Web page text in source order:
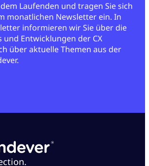
Laufenden und tragen Sie sich
monatlichen Newsletter ein. In
informieren wir Sie über die
und Entwicklungen der CX
über aktuelle Themen aus der